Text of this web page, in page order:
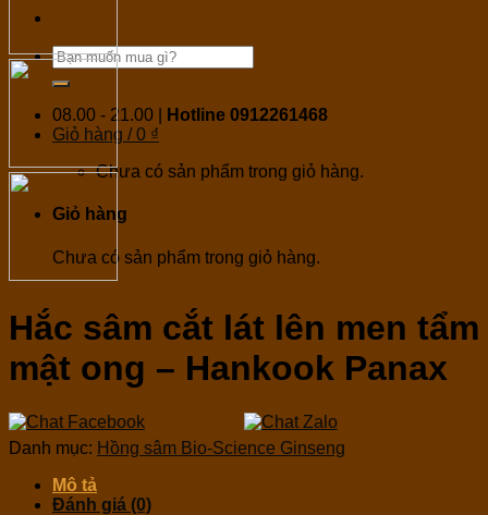
08.00 - 21.00 |
Hotline 0912261468
Giỏ hàng /0 ₫
Chưa có sản phẩm trong giỏ hàng.
Giỏ hàng
Chưa có sản phẩm trong giỏ hàng.
Hắc sâm cắt lát lên men tẩm
mật ong – Hankook Panax
Danh mục: Hồng sâm Bio-Science Ginseng
Mô tả
Đánh giá (0)